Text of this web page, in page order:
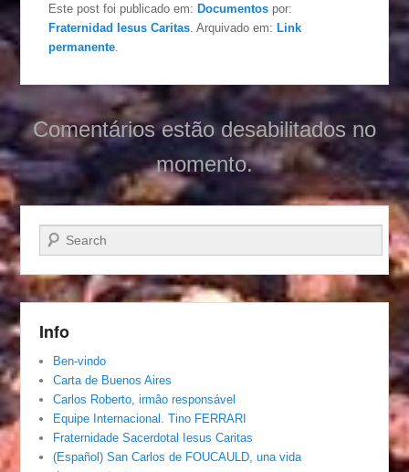
Este post foi publicado em:Documentos por:
Fraternidad Iesus Caritas . Arquivado em:Link
permanente
Comentários estão desabilitados no
momento.
Pesquisar…
Info
Ben-vindo
Carta de Buenos Aires
Carlos Roberto, irmâo responsável
Equipe Internacional. Tino FERRARI
Fraternidade Sacerdotal Iesus Caritas
(Español) San Carlos de FOUCAULD, una vida